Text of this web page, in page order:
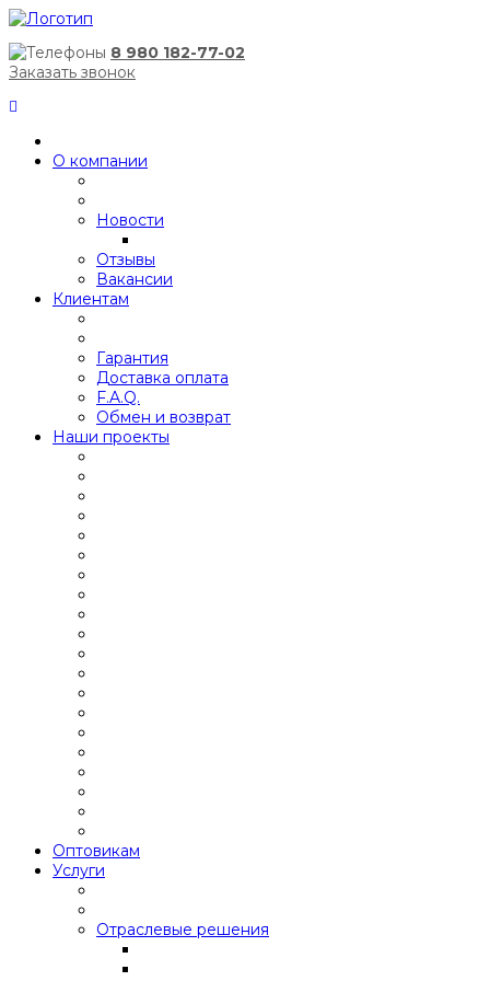
8 980 182-77-02
Заказать звонок
О компании
Новости
Отзывы
Вакансии
Клиентам
Гарантия
Доставка оплата
F.A.Q.
Обмен и возврат
Наши проекты
Оптовикам
Услуги
Отраслевые решения